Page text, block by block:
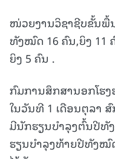
ໜ່ວຍງານວິຊາຊີບຂັ້ນພື້
ທັງໝົດ 16 ຄົນ,ຍິງ 11
ຍິງ 5 ຄົນ .
ກົມການສຶກສານອກໂຮງ
ໃນວັນທີ 1 ເດືອນຕຸລາ ສົ
ມີນັກຮຽນບໍາລຸງຕົ້ນປີທັ
ຮຽນບໍາລຸງທ້າຍປີທັງໝົ